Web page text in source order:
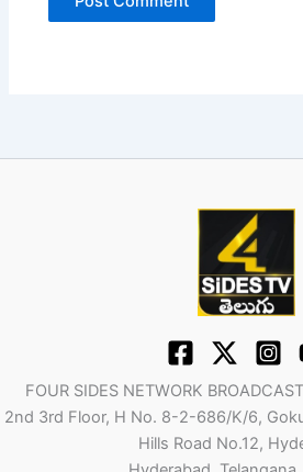
FOUR SIDES NETWORK
2nd 3rd Floor, H No. 8-2-686/K/6,
Hills Road No.12,